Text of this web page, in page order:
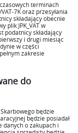
terminach
7K oraz przesyłania
składający obecnie
plik JPK­_VAT w
podatnicy składający
i drugi miesiąc
w części
zakresie
do
będzie
będzie posiadał
danych o zakupach i